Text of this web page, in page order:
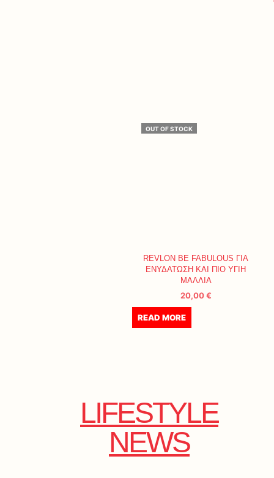
OUT OF STOCK
REVLON BE FABULOUS ΓΙΑ
ΕΝΥΔΑΤΩΣΗ ΚΑΙ ΠΙΟ ΥΓΙΗ
ΜΑΛΛΙΑ
20,00€
READ MORE
LIFESTYLE
NEWS